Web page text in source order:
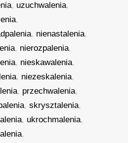
, uzuchwalenia,
,
, nienastalenia,
, nierozpalenia,
, nieskawalenia,
, niezeskalenia,
, przechwalenia,
,skrysztalenia,
, ukrochmalenia,
,